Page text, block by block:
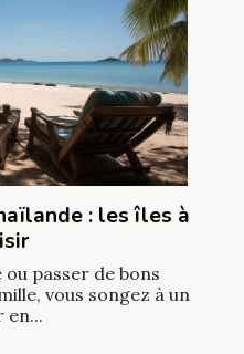
: les îles à
passer de bons
vous songez à un
en...